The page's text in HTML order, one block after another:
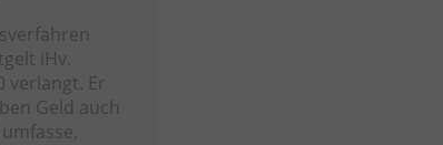
iHv.
verlangt. Er
Geld auch